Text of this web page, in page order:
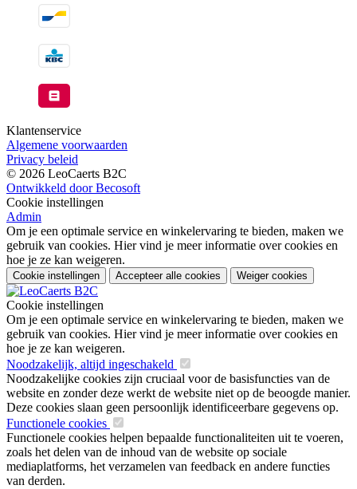
Klantenservice
Algemene voorwaarden
Privacy beleid
© 2026 LeoCaerts B2C
Ontwikkeld door Becosoft
Cookie instellingen
Admin
Om je een optimale service en winkelervaring te bieden, maken we
gebruik van cookies. Hier vind je meer informatie over cookies en
hoe je ze kan weigeren.
Cookie instellingen Accepteer alle cookies Weiger cookies
Cookie instellingen
Om je een optimale service en winkelervaring te bieden, maken we
gebruik van cookies. Hier vind je meer informatie over cookies en
hoe je ze kan weigeren.
Noodzakelijk, altijd ingeschakeld
Noodzakelijke cookies zijn cruciaal voor de basisfuncties van de
website en zonder deze werkt de website niet op de beoogde manier.
Deze cookies slaan geen persoonlijk identificeerbare gegevens op.
Functionele cookies
Functionele cookies helpen bepaalde functionaliteiten uit te voeren,
zoals het delen van de inhoud van de website op sociale
mediaplatforms, het verzamelen van feedback en andere functies
van derden.